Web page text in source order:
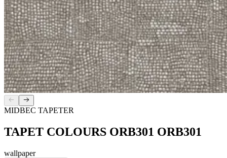
MIDBEC TAPETER
TAPET COLOURS ORB301 ORB301
wallpaper